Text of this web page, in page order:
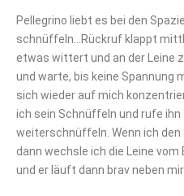
Pellegrino liebt es bei den
schnüffeln…Rückruf klappt
etwas wittert und an der Leine
und warte, bis keine Spannung
sich wieder auf mich
ich sein Schnüffeln und rufe ihn
weiterschnüffeln. Wenn ich
dann wechsle ich die Leine
und er läuft dann brav neben